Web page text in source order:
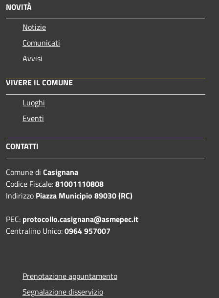
NOVITÀ
Notizie
Comunicati
Avvisi
VIVERE IL COMUNE
Luoghi
Eventi
CONTATTI
Comune di Casignana
Codice Fiscale:81001110808
Indirizzo Piazza Municipio 89030 (RC)
PEC: protocollo.casignana@asmepec.it
Centralino Unico:0964 957007
Prenotazione appuntamento
Segnalazione disservizio